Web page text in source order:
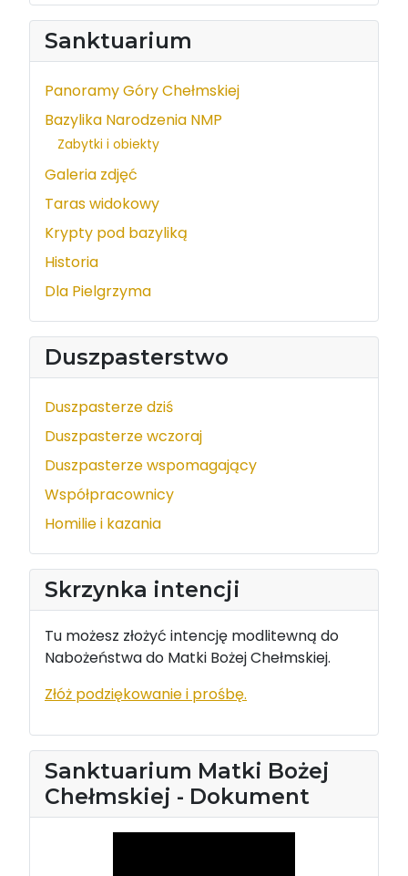
Sanktuarium
Panoramy Góry Chełmskiej
Bazylika Narodzenia NMP
Zabytki i obiekty
Galeria zdjęć
Taras widokowy
Krypty pod bazyliką
Historia
Dla Pielgrzyma
Duszpasterstwo
Duszpasterze dziś
Duszpasterze wczoraj
Duszpasterze wspomagający
Współpracownicy
Homilie i kazania
Skrzynka intencji
Tu możesz złożyć intencję modlitewną do
Nabożeństwa do Matki Bożej Chełmskiej.
Złóż podziękowanie i prośbę.
Sanktuarium Matki Bożej
Chełmskiej - Dokument